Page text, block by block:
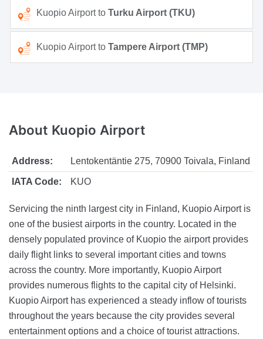
Kuopio Airport toTurku Airport (TKU)
Kuopio Airport toTampere Airport (TMP)
About Kuopio Airport
Address: Lentokentäntie 275, 70900 Toivala, Finland
IATA Code: KUO
Servicing the ninth largest city in Finland, Kuopio Airport is
one of the busiest airports in the country. Located in the
densely populated province of Kuopio the airport provides
daily flight links to several important cities and towns
across the country. More importantly, Kuopio Airport
provides numerous flights to the capital city of Helsinki.
Kuopio Airport has experienced a steady inflow of tourists
throughout the years because the city provides several
entertainment options and a choice of tourist attractions.